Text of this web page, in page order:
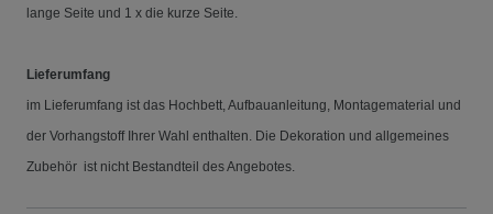
lange Seite und 1 x die kurze Seite.
Lieferumfang
im Lieferumfang ist das Hochbett, Aufbauanleitung, Montagematerial und
der Vorhangstoff Ihrer Wahl enthalten. Die Dekoration und allgemeines
Zubehör ist nicht Bestandteil des Angebotes.